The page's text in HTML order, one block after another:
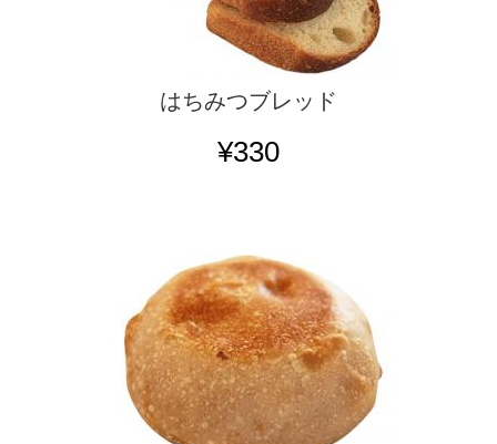
はちみつブレッド
¥330